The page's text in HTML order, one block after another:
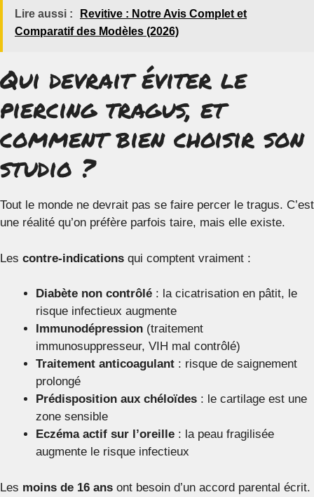
Lire aussi :
Revitive : Notre Avis Complet et
Comparatif des Modèles (2026)
Qui devrait éviter le
piercing tragus, et
comment bien choisir son
studio ?
Tout le monde ne devrait pas se faire percer le tragus. C’est
une réalité qu’on préfère parfois taire, mais elle existe.
Les contre-indications qui comptent vraiment :
Diabète non contrôlé : la cicatrisation en pâtit, le
risque infectieux augmente
Immunodépression (traitement
immunosuppresseur, VIH mal contrôlé)
Traitement anticoagulant : risque de saignement
prolongé
Prédisposition aux chéloïdes : le cartilage est une
zone sensible
Eczéma actif sur l’oreille : la peau fragilisée
augmente le risque infectieux
Les moins de 16 ans ont besoin d’un accord parental écrit.